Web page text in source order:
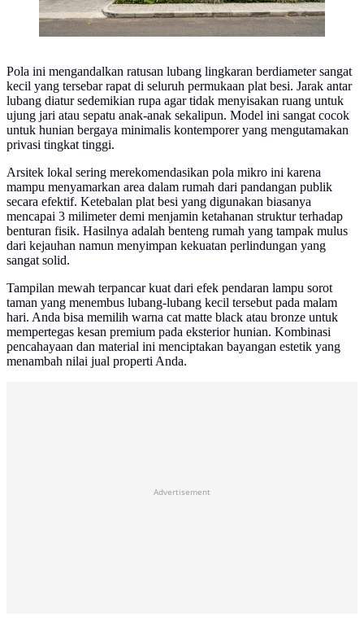
Pola ini mengandalkan ratusan lubang lingkaran berdiameter sangat
kecil yang tersebar rapat di seluruh permukaan plat besi. Jarak antar
lubang diatur sedemikian rupa agar tidak menyisakan ruang untuk
ujung jari atau sepatu anak-anak sekalipun. Model ini sangat cocok
untuk hunian bergaya minimalis kontemporer yang mengutamakan
privasi tingkat tinggi.
Arsitek lokal sering merekomendasikan pola mikro ini karena
mampu menyamarkan area dalam rumah dari pandangan publik
secara efektif. Ketebalan plat besi yang digunakan biasanya
mencapai 3 milimeter demi menjamin ketahanan struktur terhadap
benturan fisik. Hasilnya adalah benteng rumah yang tampak mulus
dari kejauhan namun menyimpan kekuatan perlindungan yang
sangat solid.
Tampilan mewah terpancar kuat dari efek pendaran lampu sorot
taman yang menembus lubang-lubang kecil tersebut pada malam
hari. Anda bisa memilih warna cat matte black atau bronze untuk
mempertegas kesan premium pada eksterior hunian. Kombinasi
pencahayaan dan material ini menciptakan bayangan estetik yang
menambah nilai jual properti Anda.
Advertisement